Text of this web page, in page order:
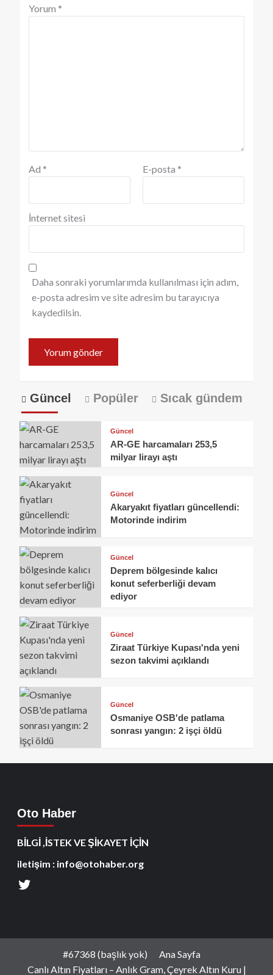
Yorum *
Ad * E-posta *
İnternet sitesi
Daha sonraki yorumlarımda kullanılması için adım,
e-posta adresim ve site adresim bu tarayıcıya
kaydedilsin.
Güncel Popüler Sıcak gündem
Güncel
AR-GE harcamaları 253,5
milyar lirayı aştı
Güncel
Akaryakıt fiyatları güncellendi:
Motorinde indirim
Güncel
Deprem bölgesinde kalıcı
konut seferberliği devam
ediyor
Güncel
Ziraat Türkiye Kupası'nda yeni
sezon takvimi açıklandı
Güncel
Osmaniye OSB'de patlama
sonrası yangın: 2 işçi öldü
Oto Haber
BİLGİ ,İSTEK VE ŞİKAYET İÇİN
iletişim : info@otohaber.org
#67368 (başlık yok)
Ana Sayfa
Canlı Altın Fiyatları – Anlık Gram, Çeyrek Altın Kuru |